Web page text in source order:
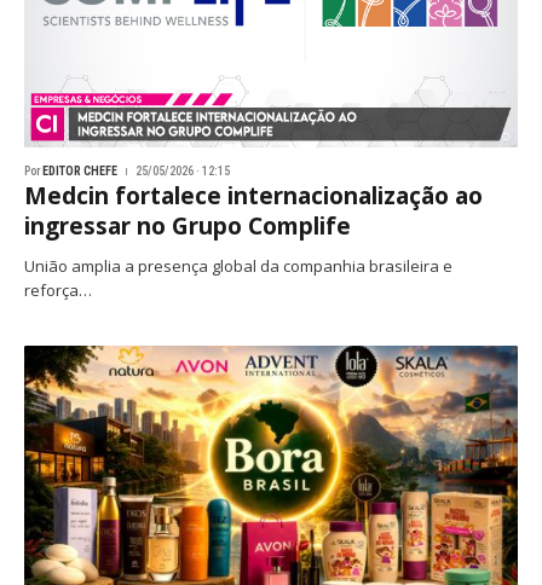
Por EDITOR CHEFE 25/05/2026 · 12:15
Medcin fortalece internacionalização ao
ingressar no Grupo Complife
União amplia a presença global da companhia brasileira e
reforça…